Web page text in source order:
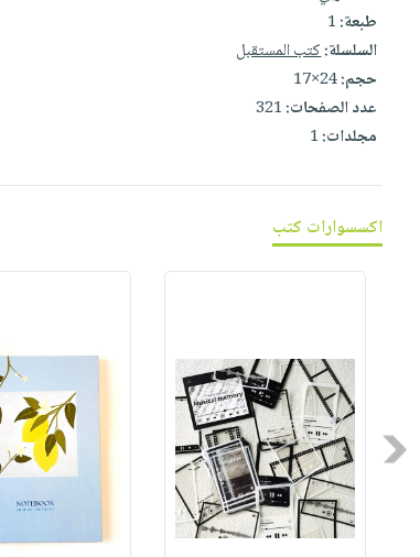
صابون
أطفال
مناسبات
فيديوهات
أسئلة
يتكرر
طرحها
خدمات
انشر
كتابك
عربة
التسوق
نشرة
الإصدارات
طبعة:1
السلسلة:كتب المستقبل
حجم:24×17
عدد الصفحات:321
مجلدات:1
اكسسوارات كتب
Previous